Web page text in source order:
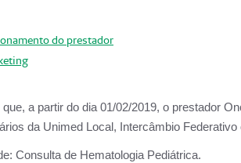
do prestador
que, a partir do dia 01/02/2019, o prestador
da Unimed Local, Intercâmbio Federativo
Consulta de Hematologia Pediátrica.